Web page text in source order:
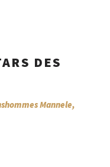
DES
Mannele,